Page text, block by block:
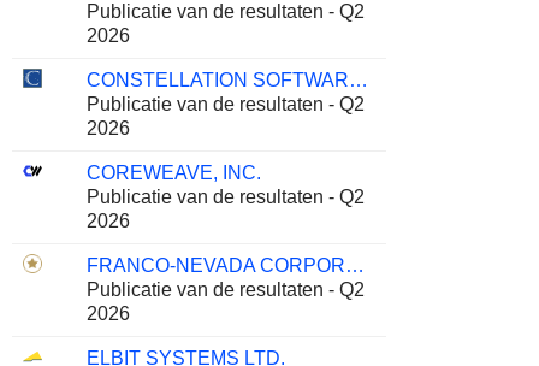
Publicatie van de resultaten - Q2
2026
CONSTELLATION SOFTWARE INC.
Publicatie van de resultaten - Q2
2026
COREWEAVE, INC.
Publicatie van de resultaten - Q2
2026
FRANCO-NEVADA CORPORATION
Publicatie van de resultaten - Q2
2026
ELBIT SYSTEMS LTD.